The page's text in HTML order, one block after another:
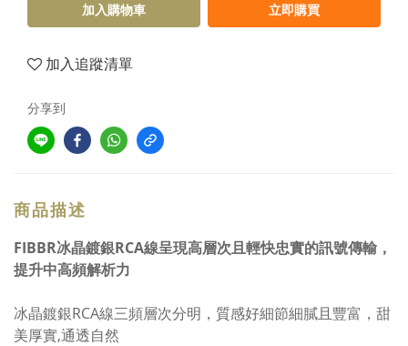
加入購物車 立即購買
加入追蹤清單
分享到
商品描述
FIBBR冰晶鍍銀RCA線呈現高層次且輕快忠實的訊號傳輸，
提升中高頻解析力
冰晶鍍銀RCA線三頻層次分明，質感好細節細膩且豐富，甜
美厚實,通透自然